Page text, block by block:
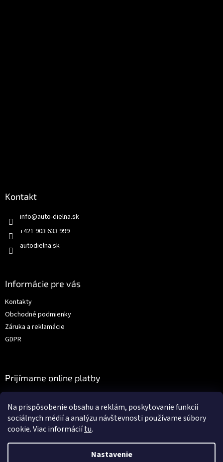
Na prispôsobenie obsahu a reklám, poskytovanie funkcií
sociálnych médií a analýzu návštevnosti používame súbory
cookie. Viac informáciítu.
Nastavenie
Kontakt
info@auto-dielna.sk
+421 903 633 999
autodielna.sk
Informácie pre vás
Kontakty
Obchodné podmienky
Záruka a reklamácie
GDPR
Prijímame online platby